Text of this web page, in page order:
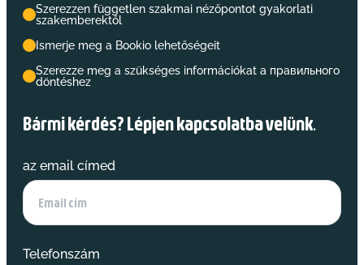
Szerezzen független szakmai nézőpontot gyakorlati
szakemberektől
Ismerje meg a Bookio lehetőségeit
Szerezze meg a szükséges információkat a правильного
döntéshez
Bármi kérdés? Lépjen kapcsolatba velünk.
az email címed
Telefonszám